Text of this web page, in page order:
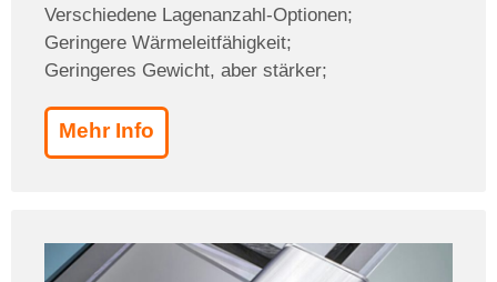
Verschiedene Lagenanzahl-Optionen;
Geringere Wärmeleitfähigkeit;
Geringeres Gewicht, aber stärker;
Mehr Info